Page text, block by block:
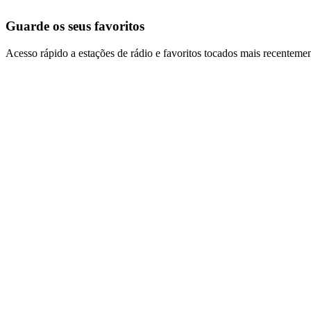
Guarde os seus favoritos
Acesso rápido a estações de rádio e favoritos tocados mais